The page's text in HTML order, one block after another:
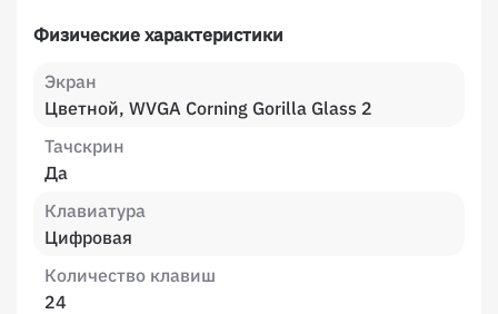
Физические характеристики
Экран
Цветной, WVGA Corning Gorilla Glass 2
Тачскрин
Да
Клавиатура
Цифровая
Количество клавиш
24